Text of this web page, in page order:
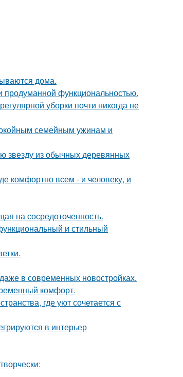
дома.
продуманной функциональностью.
уборки почти никогда не
семейным ужинам и
звезду из обычных деревянных
комфортно всем - и человеку, и
на сосредоточенность.
и стильный
в современных новостройках.
комфорт.
где уют сочетается с
в интерьер